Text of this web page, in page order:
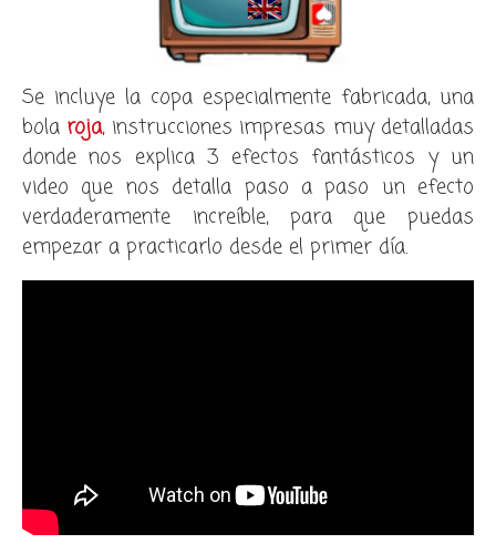
Se incluye la copa especialmente fabricada, una
bola roja, instrucciones impresas muy detalladas
donde nos explica 3 efectos fantásticos y un
video que nos detalla paso a paso un efecto
verdaderamente increíble, para que puedas
empezar a practicarlo desde el primer día.